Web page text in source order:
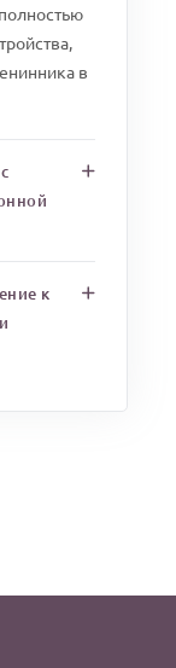
в
к